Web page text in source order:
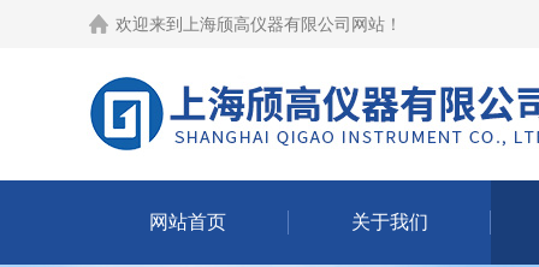
欢迎来到 上海颀高仪器有限公司网站 ！
网站首页 关于我们